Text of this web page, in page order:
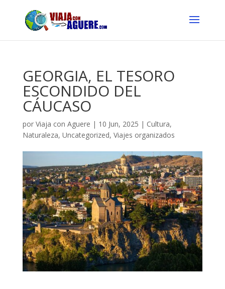
GEORGIA, EL TESORO
ESCONDIDO DEL
CÁUCASO
por Viaja con Aguere | 10 Jun, 2025 | Cultura,
Naturaleza, Uncategorized, Viajes organizados